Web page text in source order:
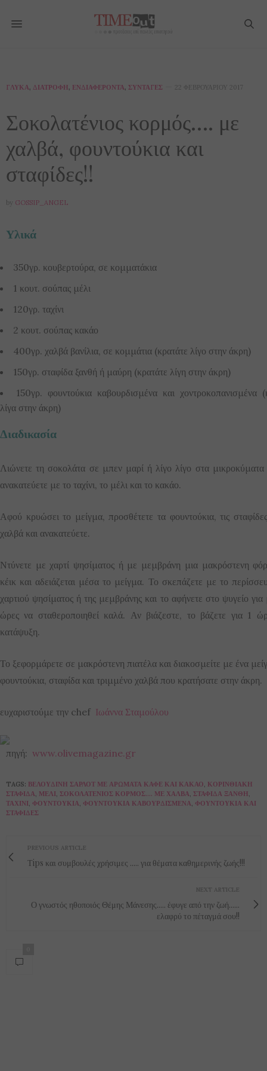
ΓΛΥΚΆ, ΔΙΑΤΡΟΦΉ, ΕΝΔΙΑΦΈΡΟΝΤΑ, ΣΥΝΤΑΓΈΣ 22 ΦΕΒΡΟΥΑΡΊΟΥ 2017
Σοκολατένιος κορμός…. με
χαλβά, φουντούκια και
σταφίδες!!
by GOSSIP_ANGEL
Υλικά
350γρ. κουβερτούρα, σε κομματάκια
1 κουτ. σούπας μέλι
120γρ. ταχίνι
2 κουτ. σούπας κακάο
400γρ. χαλβά βανίλια, σε κομμάτια (κρατάτε λίγο στην άκρη)
150γρ. σταφίδα ξανθή ή μαύρη (κρατάτε λίγη στην άκρη)
150γρ. φουντούκια καβουρδισμένα και χοντροκοπανισμένα
λίγα στην άκρη)
Διαδικασία
Λιώνετε τη σοκολάτα σε μπεν μαρί ή λίγο λίγο στα μικροκύματα
ανακατεύετε με το ταχίνι, το μέλι και το κακάο.
Αφού κρυώσει το μείγμα, προσθέτετε τα φουντούκια, τις
χαλβά και ανακατεύετε.
Ντύνετε με χαρτί ψησίματος ή με μεμβράνη μια μακρόστενη
κέικ και αδειάζεται μέσα το μείγμα. Το σκεπάζετε με το
χαρτιού ψησίματος ή της μεμβράνης και το αφήνετε στο ψυγείο για
ώρες να σταθεροποιηθεί καλά. Αν βιάζεστε, το βάζετε για 1
κατάψυξη.
Το ξεφορμάρετε σε μακρόστενη πιατέλα και διακοσμείτε με ένα
φουντούκια, σταφίδα και τριμμένο χαλβά που κρατήσατε στην άκρη.
ευχαριστούμε την chef Ιωάννα Σταμούλου
πηγή: www.olivemagazine.gr
TAGS: ΒΕΛΟΎΔΙΝΗ ΣΑΡΛΌΤ ΜΕ ΑΡΏΜΑΤΑ ΚΑΦΈ ΚΑΙ ΚΑΚΆΟ, ΚΟΡΙΝΘΙΑΚΉ
ΣΤΑΦΊΔΑ, ΜΈΛΙ, ΣΟΚΟΛΑΤΈΝΙΟΣ ΚΟΡΜΌΣ.... ΜΕ ΧΑΛΒΆ, ΣΤΑΦΊΔΑ ΞΑΝΘΉ,
ΤΑΧΊΝΙ, ΦΟΥΝΤΟΎΚΙΑ, ΦΟΥΝΤΟΎΚΙΑ ΚΑΒΟΥΡΔΙΣΜΈΝΑ, ΦΟΥΝΤΟΎΚΙΑ ΚΑΙ
ΣΤΑΦΊΔΕΣ
PREVIOUS ARTICLE
Τips και συμβουλές χρήσιμες ..... για θέματα καθημερινής ζωής!!!
NEXT ARTICLE
Ο γνωστός ηθοποιός Θέμης Μάνεσης..... έφυγε από την ζωή......
ελαφρύ το πέταγμά σου!!